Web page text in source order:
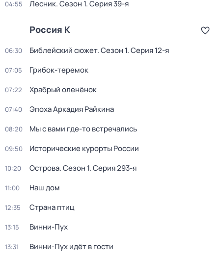
04:55 Лесник. Сезон 1. Серия 39-я
Россия К
06:30 Библейский сюжет. Сезон 1. Серия 12-я
07:05 Грибок-теремок
07:22 Храбрый оленёнок
07:40 Эпоха Аркадия Райкина
08:20 Мы с вами где-то встречались
09:50 Исторические курорты России
10:20 Острова. Сезон 1. Серия 293-я
11:00 Наш дом
12:35 Страна птиц
13:15 Винни-Пух
13:31 Винни-Пух идёт в гости